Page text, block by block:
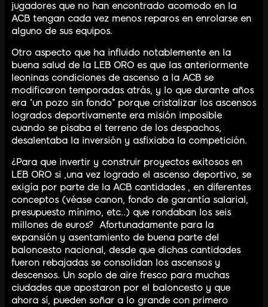
jugadores que no han encontrado acomodo en la
ACB tengan cada vez menos reparos en enrolarse en
alguno de sus equipos.
Otro aspecto que ha influido notablemente en la
buena salud de la LEB ORO es que las anteriormente
leoninas condiciones de ascenso a la ACB se
modificaron temporadas atrás, y lo que durante años
era “un pozo sin fondo” porque cristalizar los ascensos
logrados deportivamente era misión imposible
cuando se pisaba el terreno de los despachos,
desalentaba la inversión y asfixiaba la competición.
¿Para que invertir y construir proyectos exitosos en
LEB ORO si ,una vez logrado el ascenso deportivo, se
exigía por parte de la ACB cantidades , en diferentes
conceptos (véase canon, fondo de garantía salarial,
presupuesto mínimo, etc..) que rondaban los seis
millones de euros? Afortunadamente para la
expansión y asentamiento de buena parte del
baloncesto nacional, desde que dichas cantidades
fueron rebajadas se consolidan los ascensos y
descensos. Un soplo de aire fresco para muchas
ciudades que apostaron por el baloncesto y que
ahora sí, pueden soñar a lo grande con primero